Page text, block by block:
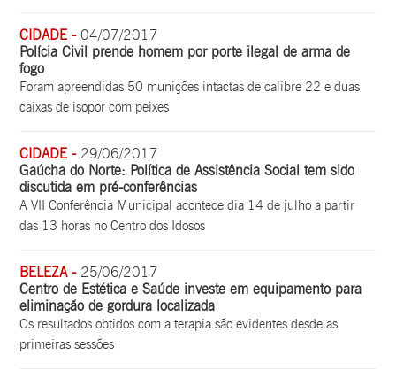
CIDADE -04/07/2017
Polícia Civil prende homem por porte ilegal de arma de
fogo
Foram apreendidas 50 munições intactas de calibre 22 e duas
caixas de isopor com peixes
CIDADE - 29/06/2017
Gaúcha do Norte: Política de Assistência Social tem sido
discutida em pré-conferências
A VII Conferência Municipal acontece dia 14 de julho a partir
das 13 horas no Centro dos Idosos
BELEZA - 25/06/2017
Centro de Estética e Saúde investe em equipamento para
eliminação de gordura localizada
Os resultados obtidos com a terapia são evidentes desde as
primeiras sessões